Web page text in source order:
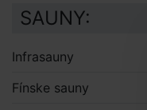
SAUNY:
Infrasauny
Fínske sauny